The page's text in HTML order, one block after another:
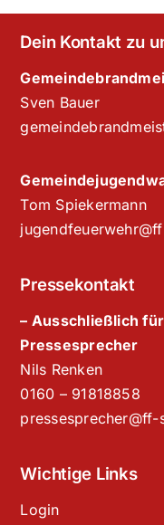
Dein Kontakt zu
Sven Bauer
Tom Spiekermann
Pressekontakt
– Ausschließlich
Pressesprecher
Nils Renken
‭0160 – 91818858‬
Wichtige Links
Login